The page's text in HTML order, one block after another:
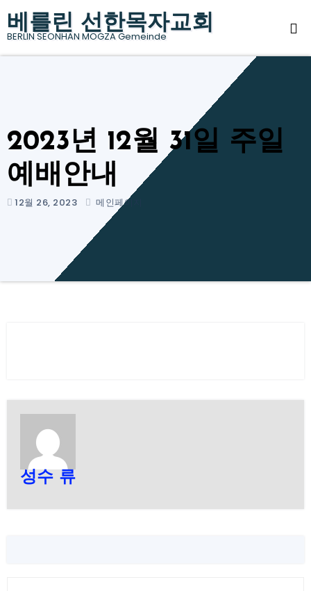
Skip
to베를린 선한목자교회
BERLIN SEONHAN MOGZA Gemeinde
2023년 12월 31일 주일
예배안내
12월 26, 2023 메인페이지
성수 류